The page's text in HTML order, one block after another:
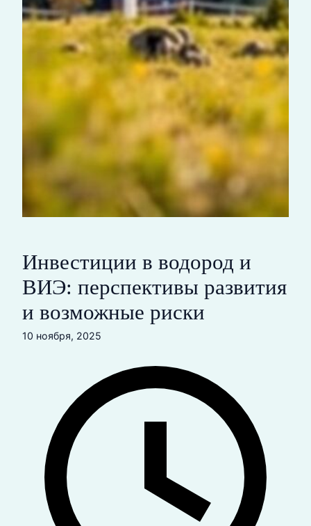
Инвестиции в водород и
ВИЭ: перспективы развития
и возможные риски
10 ноября, 2025